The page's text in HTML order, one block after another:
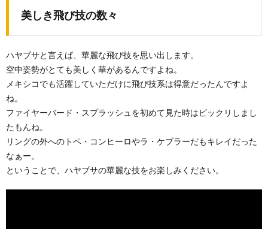
美しき飛び技の数々
ハヤブサと言えば、華麗な飛び技を思い出します。
空中姿勢がとても美しく華があるんですよね。
メキシコでも活躍していただけに飛び技系は得意だったんですよ
ね。
ファイヤーバード・スプラッシュを初めて見た時はビックリしまし
たもんね。
リングの外へのトペ・コンヒーロやラ・ケブラーだもキレイだった
なぁー。
ということで、ハヤブサの華麗な技をお楽しみください。